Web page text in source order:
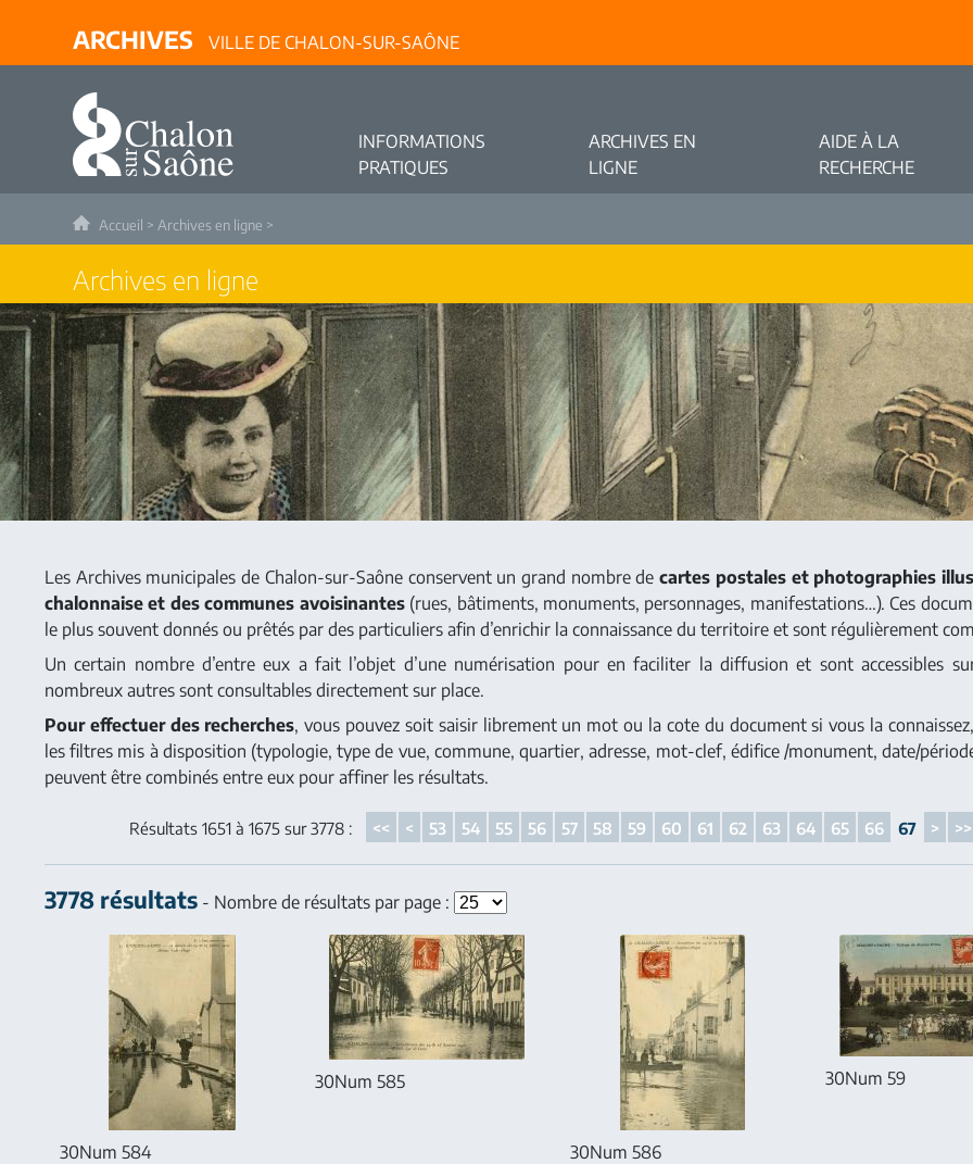
ARCHIVES VILLE DE CHALON-SUR-SAÔNE
INFORMATIONS
PRATIQUES
ARCHIVES EN
LIGNE
AIDE À LA
RECHERCHE
Accueil > Archives en ligne >
Archives en ligne
Les Archives municipales de Chalon-sur-Saône conservent un grand nombre decartes postales et photographies
chalonnaise et des communes avoisinantes(rues, bâtiments, monuments, personnages, manifestations…). Ces
le plus souvent donnés ou prêtés par des particuliers afin d’enrichir la connaissance du territoire et sont régulièrement
Un certain nombre d’entre eux a fait l’objet d’une numérisation pour en faciliter la diffusion et sont accessibles
nombreux autres sont consultables directement sur place.
Pour effectuer des recherches, vous pouvez soit saisir librement un mot ou la cote du document si vous la
les filtres mis à disposition (typologie, type de vue, commune, quartier, adresse, mot-clef, édifice /monument, date/
peuvent être combinés entre eux pour affiner les résultats.
Résultats 1651 à 1675 sur 3778 : << < 53 54 55 56 57 58 59 60 61 62 63 64 65 66 67 > >>
3778 résultats- Nombre de résultats par page :
30Num 584
30Num 585
30Num 586
30Num 59